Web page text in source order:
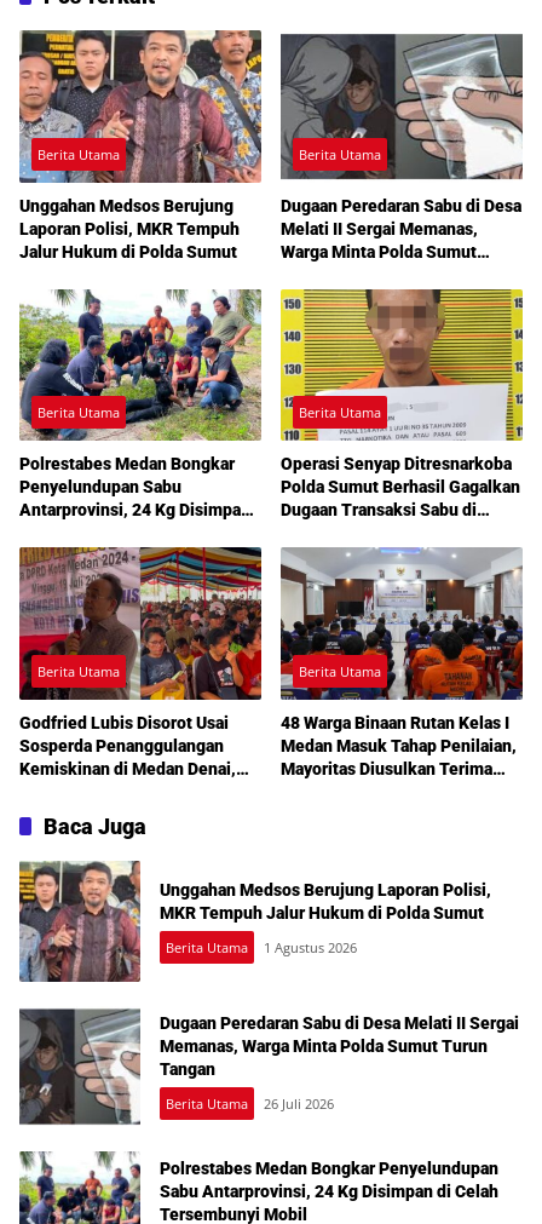
Berita Utama
Unggahan Medsos Berujung
Laporan Polisi, MKR Tempuh
Jalur Hukum di Polda Sumut
Berita Utama
Dugaan Peredaran Sabu di Desa
Melati II Sergai Memanas,
Warga Minta Polda Sumut
Berita Utama
Polrestabes Medan Bongkar
Penyelundupan Sabu
Antarprovinsi, 24 Kg Disimpan
Berita Utama
Operasi Senyap Ditresnarkoba
Polda Sumut Berhasil Gagalkan
Dugaan Transaksi Sabu di
Berita Utama
Godfried Lubis Disorot Usai
Sosperda Penanggulangan
Kemiskinan di Medan Denai,
Jalan Mati hingga Sulit Akses
Bantuan
Berita Utama
48 Warga Binaan Rutan Kelas I
Medan Masuk Tahap Penilaian,
Mayoritas Diusulkan Terima
Baca Juga
Unggahan Medsos Berujung Laporan Polisi,
MKR Tempuh Jalur Hukum di Polda Sumut
Berita Utama 1 Agustus 2026
Dugaan Peredaran Sabu di Desa Melati II Sergai
Memanas, Warga Minta Polda Sumut Turun
Tangan
Berita Utama 26 Juli 2026
Polrestabes Medan Bongkar Penyelundupan
Sabu Antarprovinsi, 24 Kg Disimpan di Celah
Tersembunyi Mobil